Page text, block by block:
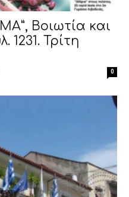
Βοιωτία και
1231. Τρίτη
0